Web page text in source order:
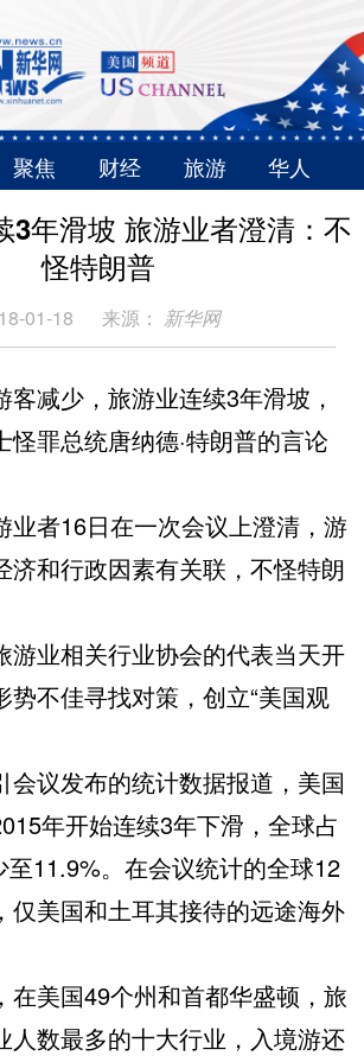
聚焦 财经 旅游 华人
3年滑坡 旅游业者澄清：不
怪特朗普
01-18 来源： 新华网
减少，旅游业连续3年滑坡，
怪罪总统唐纳德·特朗普的言论
者16日在一次会议上澄清，游
济和行政因素有关联，不怪特朗
业相关行业协会的代表当天开
势不佳寻找对策，创立“美国观
议发布的统计数据报道，美国
年开始连续3年下滑，全球占
至11.9%。在会议统计的全球12
仅美国和土耳其接待的远途海外
美国49个州和首都华盛顿，旅
人数最多的十大行业，入境游还